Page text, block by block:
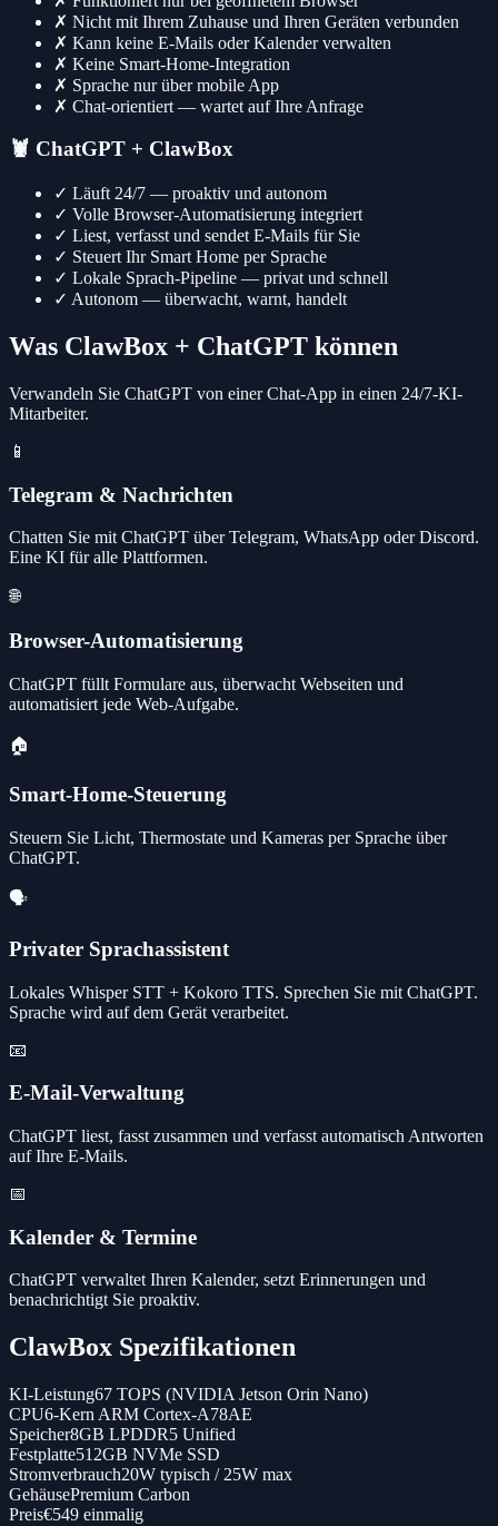
✗ Nicht mit Ihrem Zuhause und Ihren Geräten verbunden
✗ Kann keine E-Mails oder Kalender verwalten
✗ Keine Smart-Home-Integration
✗ Sprache nur über mobile App
✗ Chat-orientiert — wartet auf Ihre Anfrage
🦞 ChatGPT + ClawBox
✓ Läuft 24/7 — proaktiv und autonom
✓ Volle Browser-Automatisierung integriert
✓ Liest, verfasst und sendet E-Mails für Sie
✓ Steuert Ihr Smart Home per Sprache
✓ Lokale Sprach-Pipeline — privat und schnell
✓ Autonom — überwacht, warnt, handelt
Was ClawBox + ChatGPT können
Verwandeln Sie ChatGPT von einer Chat-App in einen 24/7-KI-
Mitarbeiter.
📱
Telegram & Nachrichten
Chatten Sie mit ChatGPT über Telegram, WhatsApp oder Discord.
Eine KI für alle Plattformen.
🌐
Browser-Automatisierung
ChatGPT füllt Formulare aus, überwacht Webseiten und
automatisiert jede Web-Aufgabe.
🏠
Smart-Home-Steuerung
Steuern Sie Licht, Thermostate und Kameras per Sprache über
ChatGPT.
🗣️
Privater Sprachassistent
Lokales Whisper STT + Kokoro TTS. Sprechen Sie mit ChatGPT.
Sprache wird auf dem Gerät verarbeitet.
📧
E-Mail-Verwaltung
ChatGPT liest, fasst zusammen und verfasst automatisch Antworten
auf Ihre E-Mails.
📅
Kalender & Termine
ChatGPT verwaltet Ihren Kalender, setzt Erinnerungen und
benachrichtigt Sie proaktiv.
ClawBox Spezifikationen
KI-Leistung67 TOPS (NVIDIA Jetson Orin Nano)
CPU6-Kern ARM Cortex-A78AE
Speicher8GB LPDDR5 Unified
Festplatte512GB NVMe SSD
Stromverbrauch20W typisch / 25W max
GehäusePremium Carbon
Preis€549 einmalig